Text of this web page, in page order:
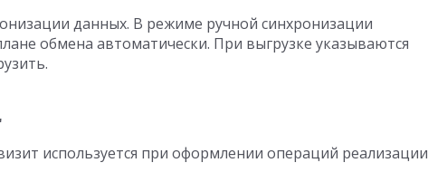
данных. В режиме ручной синхронизации
обмена автоматически. При выгрузке указываются
используется при оформлении операций реализации